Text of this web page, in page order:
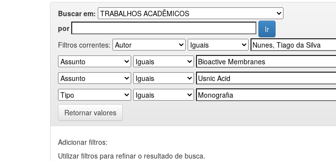
Buscar em:
por
Filtros correntes:
Retornar valores
Adicionar filtros:
Utilizar filtros para refinar o resultado de busca.